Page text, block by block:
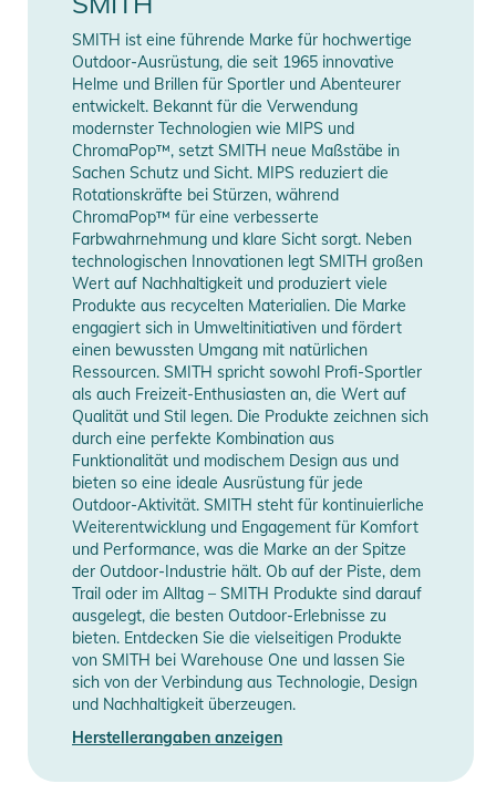
- Fog-X Antibeschlag-Scheibe für verbesserte, beschlagfreie
Leistung
- TLT Glastechnologie für kristallklare Sicht
PASSFORM:
- Mittelgroße Juniorpassform
- Dual-Slide-Brillenband zur einfachen Größenanpassung
- Zweilagige DriWix-Gesichtsschaumauflage,
feuchtigkeitsregulierend, für beschlagfreie Sicht
INTEGRATION:
- Konzipiert für eine optimale Smith-Helmintegration für
maximalen Komfort, Belüftung und beschlagfreie Leistung
- Konzipiert für Brillenträger (OTG)
- Bewegliche Schaumstoffmembran verhindert Druck auf
Brillenbügel
- Silikonbeschichtetes Kopfband für rutschfesten Sitz
INCLUSIVE:
- Mikrofaser-Brillentasche
Produktinformationen und
Sicherheitshinweise
Gebrauchsanweisungen, Sicherheitshinweise und Warnungen
finden Sie direkt am Produkt.
Manufacturer
Information
Herstellerangaben
anzeigen
SMITH ist eine führende Marke für hochwertige
Outdoor-Ausrüstung, die seit 1965 innovative
Helme und Brillen für Sportler und Abenteurer
entwickelt. Bekannt für die Verwendung
modernster Technologien wie MIPS und
ChromaPop™, setzt SMITH neue Maßstäbe in
Sachen Schutz und Sicht. MIPS reduziert die
Rotationskräfte bei Stürzen, während
ChromaPop™ für eine verbesserte
Farbwahrnehmung und klare Sicht sorgt. Neben
technologischen Innovationen legt SMITH großen
Wert auf Nachhaltigkeit und produziert viele
Produkte aus recycelten Materialien. Die Marke
engagiert sich in Umweltinitiativen und fördert
einen bewussten Umgang mit natürlichen
Ressourcen. SMITH spricht sowohl Profi-Sportler
als auch Freizeit-Enthusiasten an, die Wert auf
Qualität und Stil legen. Die Produkte zeichnen sich
durch eine perfekte Kombination aus
Funktionalität und modischem Design aus und
bieten so eine ideale Ausrüstung für jede
Outdoor-Aktivität. SMITH steht für kontinuierliche
Weiterentwicklung und Engagement für Komfort
und Performance, was die Marke an der Spitze
der Outdoor-Industrie hält. Ob auf der Piste, dem
Trail oder im Alltag – SMITH Produkte sind darauf
ausgelegt, die besten Outdoor-Erlebnisse zu
bieten. Entdecken Sie die vielseitigen Produkte
von SMITH bei Warehouse One und lassen Sie
sich von der Verbindung aus Technologie, Design
und Nachhaltigkeit überzeugen.
Herstellerangaben anzeigen